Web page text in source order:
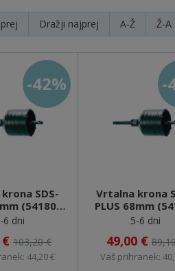
Dražji najprej A-Ž Ž-A
SDS-
6 dni
€103,20 €
44,20 €
-42%
Vrtalna krona
PLUS 68mm (54166)
PROJAHN
5-6 dni
49,00 €
Vaš prihranek:
-